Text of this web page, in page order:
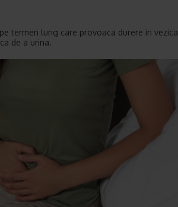
termen lung care provoaca durere in vezica
de a urina.